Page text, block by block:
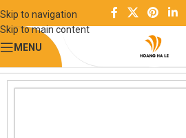
Skip to navigation
Skip to main content
MENU
Trang chủ
Module chức năng Bàn